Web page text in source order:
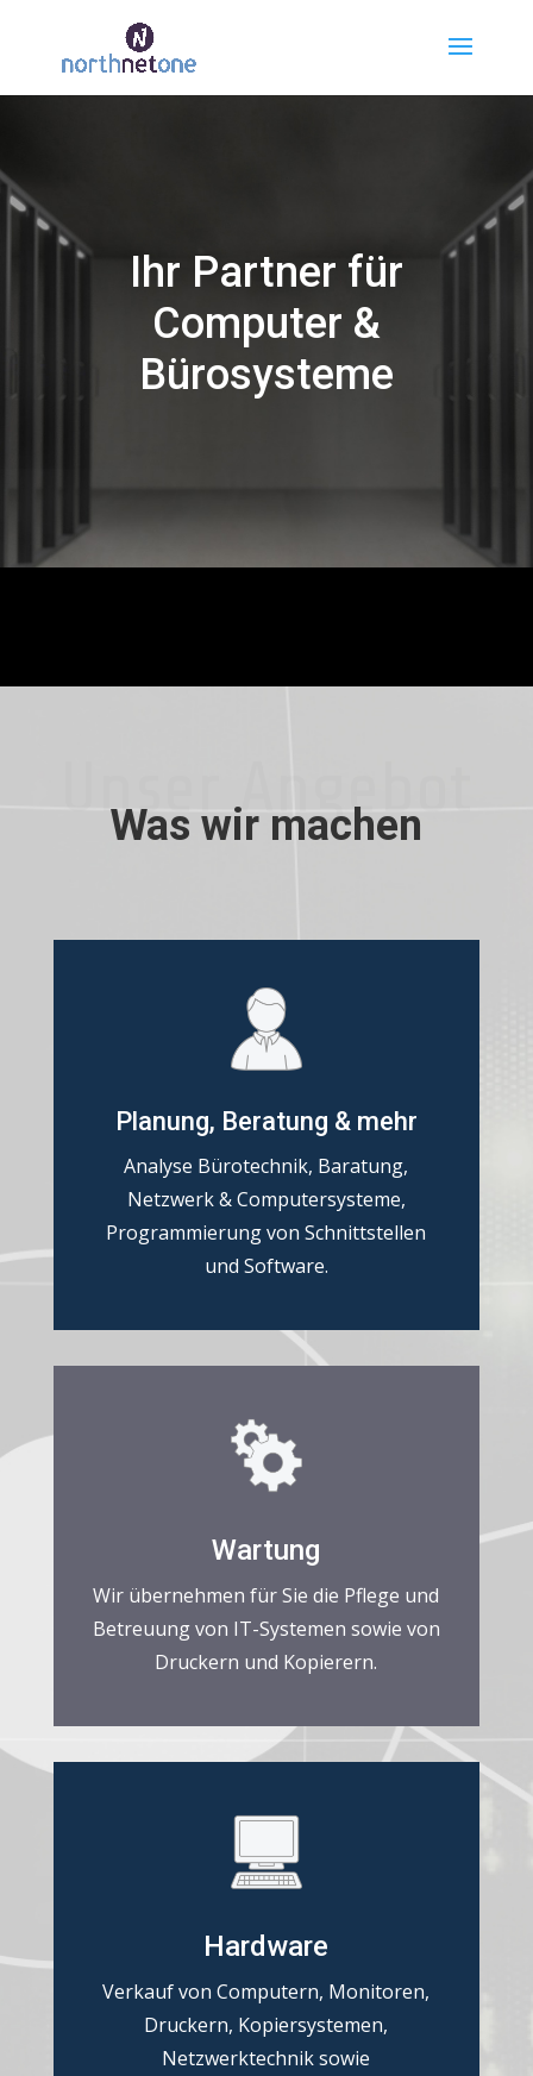
Ihr Partner für
Computer &
Bürosysteme
Unser Angebot
Was wir machen
Planung, Beratung & mehr
Analyse Bürotechnik, Baratung,
Netzwerk & Computersysteme,
Programmierung von Schnittstellen
und Software.
Wartung
Wir übernehmen für Sie die Pflege und
Betreuung von IT-Systemen sowie von
Druckern und Kopierern.
Hardware
Verkauf von Computern, Monitoren,
Druckern, Kopiersystemen,
Netzwerktechnik sowie